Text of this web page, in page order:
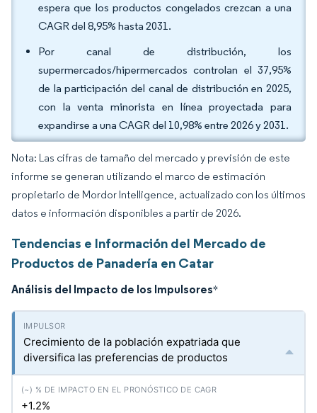
espera que los productos congelados crezcan a una
CAGR del 8,95% hasta 2031.
Por canal de distribución, los
supermercados/hipermercados controlan el 37,95%
de la participación del canal de distribución en 2025,
con la venta minorista en línea proyectada para
expandirse a una CAGR del 10,98% entre 2026 y 2031.
Nota: Las cifras de tamaño del mercado y previsión de este
informe se generan utilizando el marco de estimación
propietario de Mordor Intelligence, actualizado con los últimos
datos e información disponibles a partir de 2026.
Tendencias e Información del Mercado de
Productos de Panadería en Catar
Análisis del Impacto de los Impulsores*
Crecimiento de la población expatriada que
diversifica las preferencias de productos
+1.2%